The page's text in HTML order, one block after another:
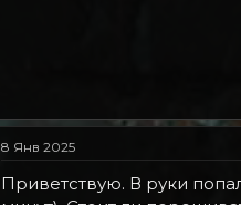
8 Янв 2025
Приветствую. В руки